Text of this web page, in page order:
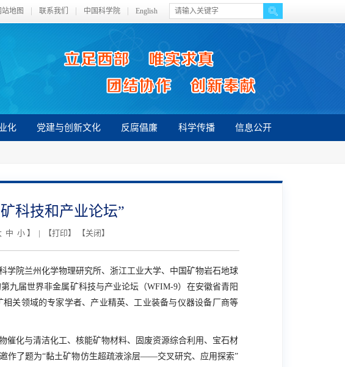
站地图 联系我们 中国科学院 English
化 党建与创新文化 反腐倡廉 科学传播 信息公开
科技和产业论坛”
中 小 】 | 【打印】 【关闭 】
学院兰州化学物理研究所、浙江工业大学、中国矿物岩石地球
九届世界非金属矿科技与产业论坛（WFIM-9）在安徽省青阳
关领域的专家学者、产业精英、工业装备与仪器设备厂商等
催化与清洁化工、核能矿物材料、固废资源综合利用、宝石材
作了题为“黏土矿物仿生超疏液涂层——交叉研究、应用探索”